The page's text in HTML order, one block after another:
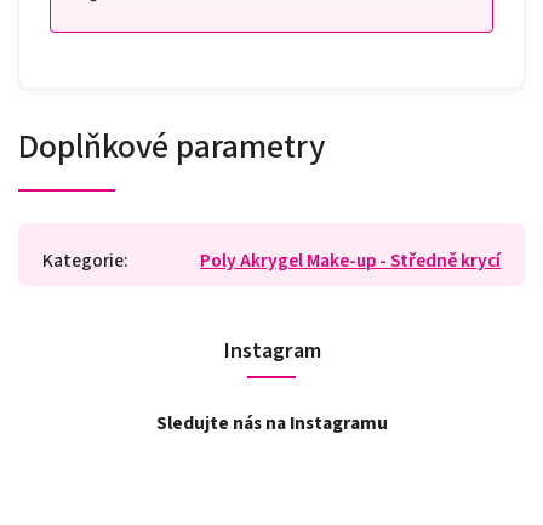
Doplňkové parametry
Kategorie: Poly Akrygel Make-up - Středně krycí
Instagram
Sledujte nás na Instagramu